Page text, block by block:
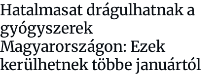
Hatalmasat drágulhatnak a
gyógyszerek
Magyarországon: Ezek
kerülhetnek többe januártól